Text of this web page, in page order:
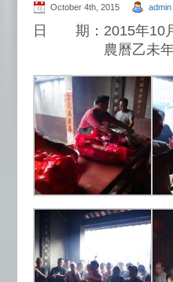
October 4th, 2015 admin
日 期：2015年10
農曆乙未年八